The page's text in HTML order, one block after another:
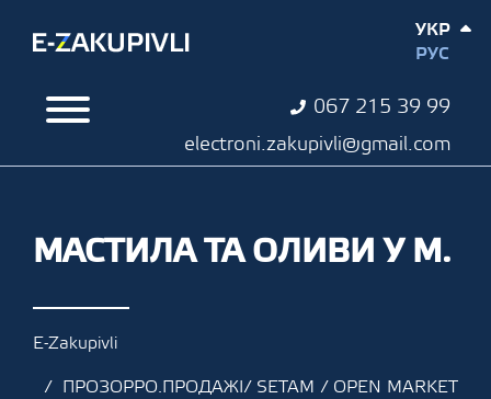
067 215 39 99
electroni.zakupivli@gmail.com
УКР
РУС
МАСТИЛА ТА ОЛИВИ У М.
E-Zakupivli
ПРОЗОРРО.ПРОДАЖІ/ SETAM / OPEN MARKET